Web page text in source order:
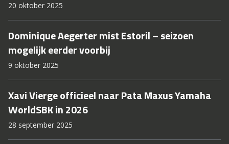
20 oktober 2025
Dominique Aegerter mist Estoril – seizoen
mogelijk eerder voorbij
9 oktober 2025
Xavi Vierge officieel naar Pata Maxus Yamaha
WorldSBK in 2026
28 september 2025